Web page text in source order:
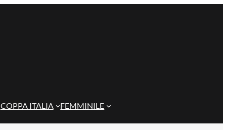
COPPA ITALIA FEMMINILE